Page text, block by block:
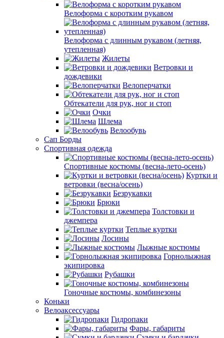
Велоформа с коротким рукавом
Велоформа с длинным рукавом (летняя,
утепленная)
Жилеты
Ветровки и
дождевики
Велоперчатки
Обтекатели для рук, ног и стоп
Очки
Шлема
Велообувь
Сап Борды
Спортивная одежда
Спортивные костюмы (весна-лето-осень)
Куртки и
ветровки (весна/осень)
Безрукавки
Брюки
Толстовки и
джемпера
Теплые куртки
Лосины
Лыжные костюмы
Горнолыжная
экипировка
Рубашки
Гоночные костюмы, комбинезоны
Коньки
Велоаксессуары
Гидропаки
Фары, габариты